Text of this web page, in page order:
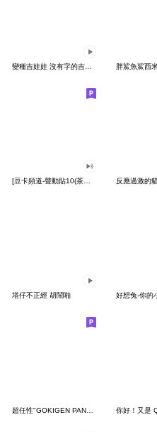
胖鯊魚鯊西
反應過激的
塔仔不正經 胡鬧啪 好想兔-你的
你好！又是